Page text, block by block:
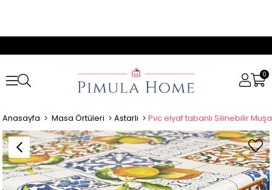
0
Anasayfa Masa Örtüleri Astarlı